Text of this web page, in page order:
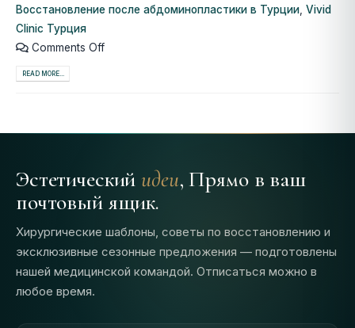
Восстановление после абдоминопластики в Турции Vivid
Clinic Турция
Comments Off
READ MORE...
Эстетический идеи, Прямо в ваш
почтовый ящик.
Хирургические шаблоны, советы по восстановлению и
эксклюзивные сезонные предложения — подготовлены
нашей медицинской командой. Отписаться можно в
любое время.